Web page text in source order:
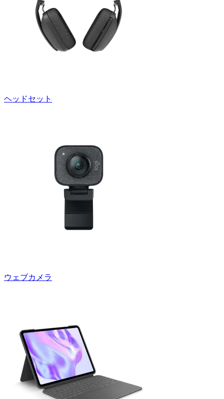
ヘッドセット
ウェブカメラ